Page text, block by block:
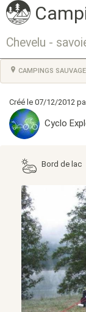
Chevelu -
CAMPINGS SAUVAGE
Créé le 07/12/2012
Cyclo
Bord de lac